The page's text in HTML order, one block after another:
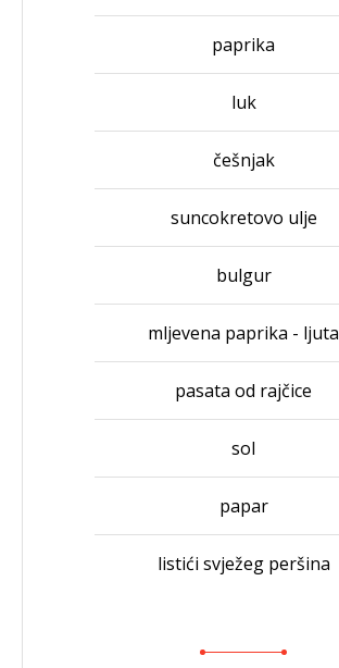
paprika
luk
češnjak
suncokretovo ulje
bulgur
mljevena paprika - ljuta
pasata od rajčice
sol
papar
listići svježeg peršina